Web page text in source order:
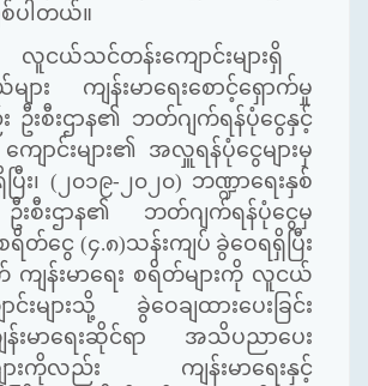
စ်ပါတယ်။
လူငယ်သင်တန်းကျောင်းများရှိ
ား ကျန်းမာရေးစောင့်ရှောက်မှု
ဦးစီးဌာန၏ ဘတ်ဂျက်ရန်ပုံငွေနှင့်
ောင်းများ၏ အလှူရန်ပုံငွေများမှ
း၊ ( ၂၀၁၉- ၂၀၂၀) ဘဏ္ဍာရေးနှစ်
စီးဌာန၏ ဘတ်ဂျက်ရန်ပုံငွေမှ
စရိတ်ငွေ (၄.၈)သန်းကျပ် ခွဲဝေရရှိ ပြီး
ျန်းမာရေး စရိတ်များကို လူငယ်
င်းများသို့ ခွဲဝေချထားပေးခြင်း
မာရေးဆိုင်ရာ အသိပညာပေး
များကိုလည်း ကျန်းမာရေးနှင့်